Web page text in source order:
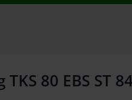
80 EBS ST